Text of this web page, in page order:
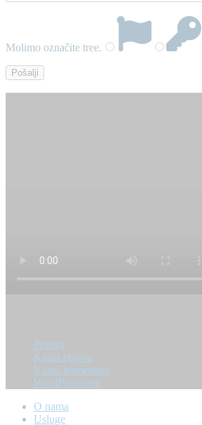
Molimo označite tree.
Prijava
Kanal objava
Kanal komentara
WordPress.org
O nama
Usluge